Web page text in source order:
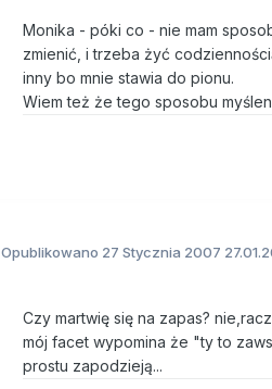
Monika - póki co - nie mam
zmienić, i trzeba żyć
inny bo mnie stawia do pionu.
Wiem też że tego sposobu
Opublikowano 27 Stycznia 2007
Czy martwię się na zapas?
mój facet wypomina że "ty to
prostu zapodzieją...